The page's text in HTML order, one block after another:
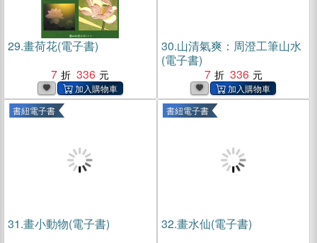
29.畫荷花(電子書)
7
336
30.山清氣爽：周澄工筆山水
(電子書)
7
336
書紐電子書
31.畫小動物(電子書)
書紐電子書
32.畫水仙(電子書)